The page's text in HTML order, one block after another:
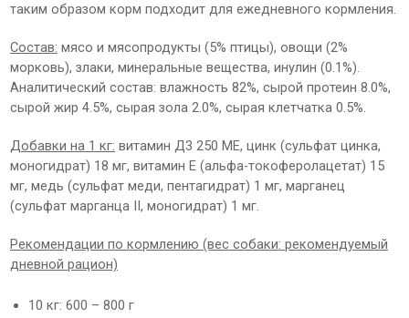
таким образом корм подходит для ежедневного кормления.
Состав: мясо и мясопродукты (5% птицы), овощи (2%
морковь), злаки, минеральные вещества, инулин (0.1%).
Аналитический состав: влажность 82%, сырой протеин 8.0%,
сырой жир 4.5%, сырая зола 2.0%, сырая клетчатка 0.5%.
Добавки на 1 кг: витамин Д3 250 МЕ, цинк (сульфат цинка,
моногидрат) 18 мг, витамин Е (альфа-токоферолацетат) 15
мг, медь (сульфат меди, пентагидрат) 1 мг, марганец
(сульфат марганца II, моногидрат) 1 мг.
Рекомендации по кормлению (вес собаки: рекомендуемый
дневной рацион)
10 кг: 600 – 800 г